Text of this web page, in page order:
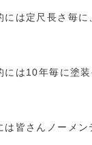
には定尺長さ毎に
には10年毎に塗
は皆さんノーメン